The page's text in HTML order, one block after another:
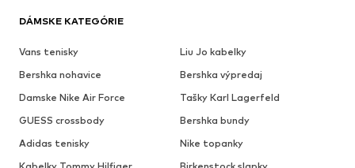
DÁMSKE KATEGÓRIE
Vans tenisky
Liu Jo kabelky
Bershka nohavice
Bershka výpredaj
Damske Nike Air Force
Tašky Karl Lagerfeld
GUESS crossbody
Bershka bundy
Adidas tenisky
Nike topanky